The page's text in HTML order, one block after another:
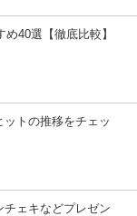
40選【徹底比較】
トの推移をチェッ
ェキなどプレゼン